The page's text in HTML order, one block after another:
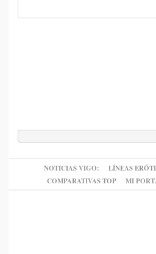
NOTICIAS VIGO: LÍNEAS
COMPARATIVAS TOP
MI